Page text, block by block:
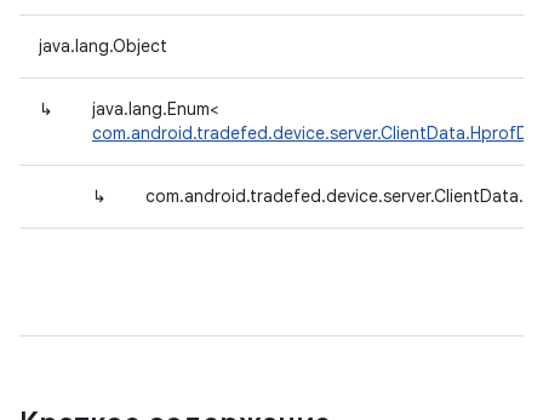
java.lang.Object
↳
java.lang.Enum<
↳